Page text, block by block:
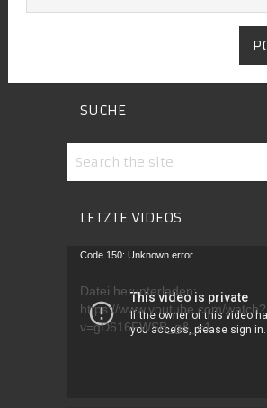
SUCHE
LETZTE VIDEOS
Video-
Code 150: Unknown error.
Datei herunterladen:
https://www.youtube.com/watch?
v=gD616FWSB_g&_=1